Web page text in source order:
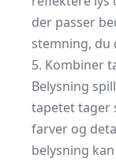
der passer
stemning, du
5. Kombiner
Belysning
tapetet tager
farver og
belysning